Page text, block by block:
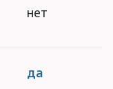
нет
да